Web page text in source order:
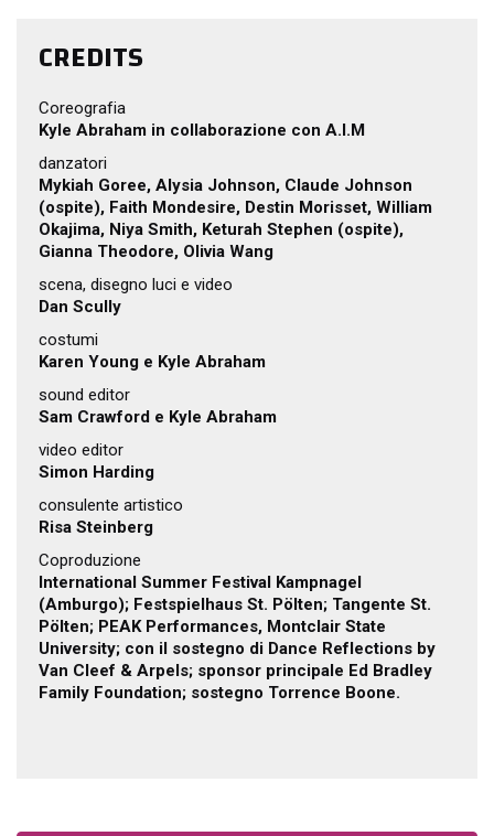
CREDITS
Coreografia
Kyle Abraham in collaborazione con A.I.M
danzatori
Mykiah Goree, Alysia Johnson, Claude Johnson
(ospite), Faith Mondesire, Destin Morisset, William
Okajima, Niya Smith, Keturah Stephen (ospite),
Gianna Theodore, Olivia Wang
scena, disegno luci e video
Dan Scully
costumi
Karen Young e Kyle Abraham
sound editor
Sam Crawford e Kyle Abraham
video editor
Simon Harding
consulente artistico
Risa Steinberg
Coproduzione
International Summer Festival Kampnagel
(Amburgo); Festspielhaus St. Pölten; Tangente St.
Pölten; PEAK Performances, Montclair State
University; con il sostegno di Dance Reflections by
Van Cleef & Arpels; sponsor principale Ed Bradley
Family Foundation; sostegno Torrence Boone.